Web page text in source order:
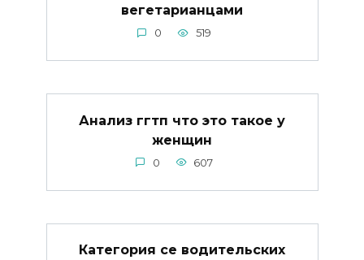
вегетарианцами
0 519
Анализ ггтп что это такое у
женщин
0 607
Категория се водительских